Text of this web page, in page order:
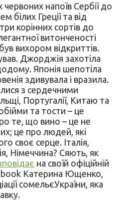
напоїв Сербії до
білих Греції та від
корінних сортів до
витонченості
вихором відкриттів.
Джорджія захотіла
Японія шепотіла
здивувала і вразила.
з сердечними
Португалії, Китаю та
та тости – це
те, що вино – це не
це про людей, які
своє серце. Італія,
Німеччина? Сяють, як
на своїй офіційній
Катерина Ющенко,
сомельєУкраїни, яка